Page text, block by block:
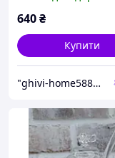
640₴
Купити
"ghivi-home588": Товари для дому, перевірені часом!